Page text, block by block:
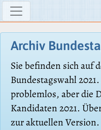
Archiv
Sie befinden sich auf
Bundestagswahl
problemlos, aber die
Kandidaten 2021.
zur aktuellen Version.